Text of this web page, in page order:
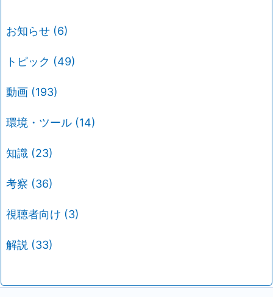
お知らせ (6)
トピック (49)
動画 (193)
環境・ツール (14)
知識 (23)
考察 (36)
視聴者向け (3)
解説 (33)